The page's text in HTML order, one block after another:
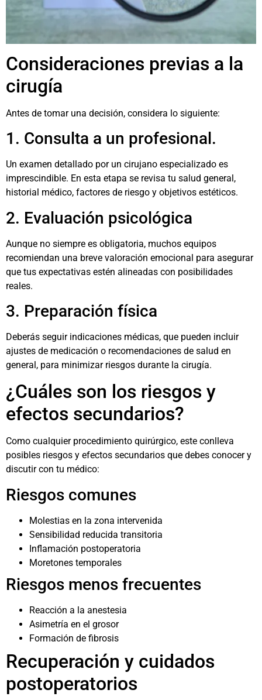
Consideraciones previas a la
cirugía
Antes de tomar una decisión, considera lo siguiente:
1. Consulta a un profesional.
Un examen detallado por un cirujano especializado es
imprescindible. En esta etapa se revisa tu salud general,
historial médico, factores de riesgo y objetivos estéticos.
2. Evaluación psicológica
Aunque no siempre es obligatoria, muchos equipos
recomiendan una breve valoración emocional para asegurar
que tus expectativas estén alineadas con posibilidades
reales.
3. Preparación física
Deberás seguir indicaciones médicas, que pueden incluir
ajustes de medicación o recomendaciones de salud en
general, para minimizar riesgos durante la cirugía.
¿Cuáles son los riesgos y
efectos secundarios?
Como cualquier procedimiento quirúrgico, este conlleva
posibles riesgos y efectos secundarios que debes conocer y
discutir con tu médico:
Riesgos comunes
Molestias en la zona intervenida
Sensibilidad reducida transitoria
Inflamación postoperatoria
Moretones temporales
Riesgos menos frecuentes
Reacción a la anestesia
Asimetría en el grosor
Formación de fibrosis
Recuperación y cuidados
postoperatorios